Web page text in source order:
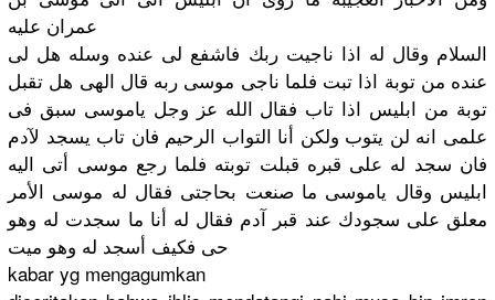
عمران عليه
السلام وقال له اذا ناجيت ربك فاشفع لى عنده وسله هل لى
عنده من توبة اذا تبت فلما ناجى موسى ربه قال الهى هل تقبل
توبة من ابليس اذا تاب فقال الله عز وجل ياموسى سبق فى
علمى انه لن يتوب ولكن أنا التواب الرحيم فان تاب يسجد لآدم
فان سجد له على قبره قبلت توبته فلما رجع موسى أتى اليه
ابليس وقال ياموسى ما صنعت بحاجتى فقال له موسى الأمر
معلق على سجودك عند قبر آدم فقال له أنا ما سجدت له وهو
حى فكيف أسجد له وهو ميت
kabar yg mengagumkan